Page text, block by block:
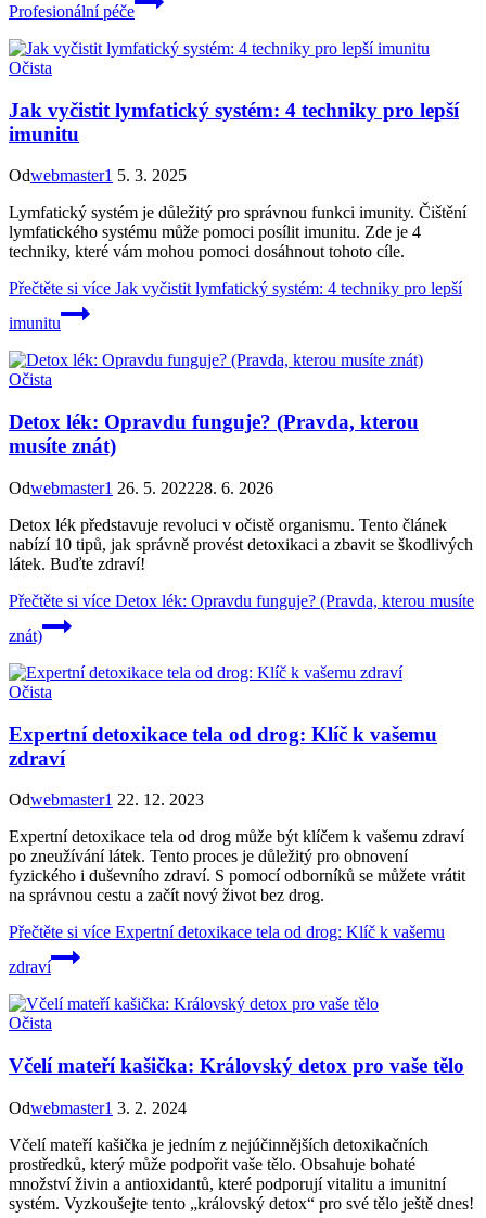
Profesionální péče
Očista
Jak vyčistit lymfatický systém: 4 techniky pro lepší
imunitu
Odwebmaster1 5. 3. 2025
Lymfatický systém je důležitý pro správnou funkci imunity. Čištění
lymfatického systému může pomoci posílit imunitu. Zde je 4
techniky, které vám mohou pomoci dosáhnout tohoto cíle.
Přečtěte si více Jak vyčistit lymfatický systém: 4 techniky pro lepší
imunitu
Očista
Detox lék: Opravdu funguje? (Pravda, kterou
musíte znát)
Odwebmaster1 26. 5. 202228. 6. 2026
Detox lék představuje revoluci v očistě organismu. Tento článek
nabízí 10 tipů, jak správně provést detoxikaci a zbavit se škodlivých
látek. Buďte zdraví!
Přečtěte si více Detox lék: Opravdu funguje? (Pravda, kterou musíte
znát)
Očista
Expertní detoxikace tela od drog: Klíč k vašemu
zdraví
Odwebmaster1 22. 12. 2023
Expertní detoxikace tela od drog může být klíčem k vašemu zdraví
po zneužívání látek. Tento proces je důležitý pro obnovení
fyzického i duševního zdraví. S pomocí odborníků se můžete vrátit
na správnou cestu a začít nový život bez drog.
Přečtěte si více Expertní detoxikace tela od drog: Klíč k vašemu
zdraví
Očista
Včelí mateří kašička: Královský detox pro vaše tělo
Odwebmaster1 3. 2. 2024
Včelí mateří kašička je jedním z nejúčinnějších detoxikačních
prostředků, který může podpořit vaše tělo. Obsahuje bohaté
množství živin a antioxidantů, které podporují vitalitu a imunitní
systém. Vyzkoušejte tento „královský detox“ pro své tělo ještě dnes!